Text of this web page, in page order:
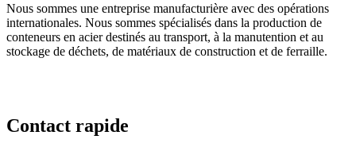
Nous sommes une entreprise manufacturière avec des opérations
internationales. Nous sommes spécialisés dans la production de
conteneurs en acier destinés au transport, à la manutention et au
stockage de déchets, de matériaux de construction et de ferraille.
Contact rapide